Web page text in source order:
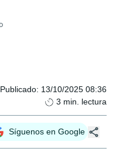
Publicado: 13/10/2025 08:36
3 min. lectura
Síguenos en Google